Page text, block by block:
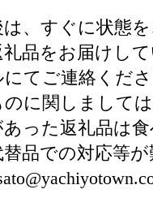
、すぐに状態
品をお届けし
てご連絡くださ
に関しまして
あった返礼品は
品での対応等